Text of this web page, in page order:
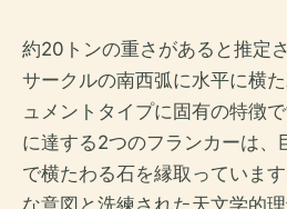
約20トンの重さがあると推定
サークルの南西弧に水平に横
ュメントタイプに固有の特徴
に達する2つのフランカーは、
で横たわる石を縁取っていま